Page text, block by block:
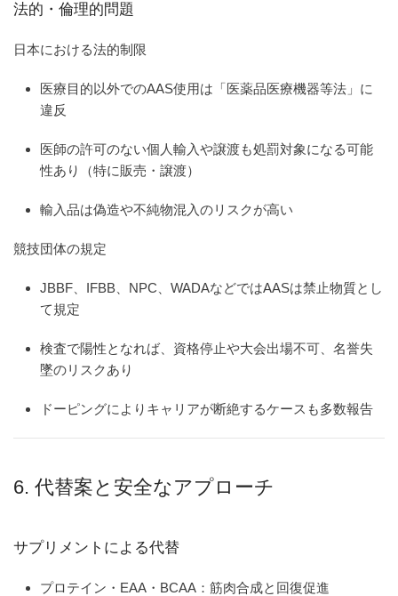
法的・倫理的問題
日本における法的制限
医療目的以外でのAAS使用は「医薬品医療機器等法」に
違反
医師の許可のない個人輸入や譲渡も処罰対象になる可能
性あり（特に販売・譲渡）
輸入品は偽造や不純物混入のリスクが高い
競技団体の規定
JBBF、IFBB、NPC、WADAなどではAASは禁止物質とし
て規定
検査で陽性となれば、資格停止や大会出場不可、名誉失
墜のリスクあり
ドーピングによりキャリアが断絶するケースも多数報告
6. 代替案と安全なアプローチ
サプリメントによる代替
プロテイン・EAA・BCAA ：筋肉合成と回復促進